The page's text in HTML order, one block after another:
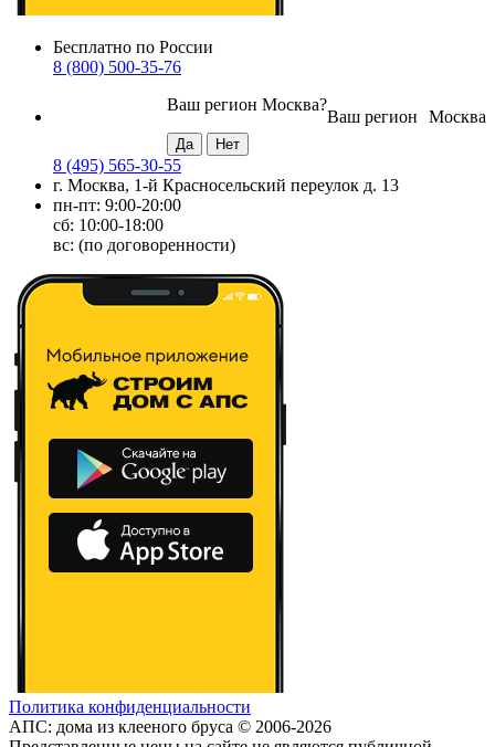
Бесплатно по России
8 (800) 500-35-76
Москва
Ваш регион
Ваш регион Москва?
8 (495) 565-30-55
г. Москва, 1-й Красносельский переулок д. 13
пн-пт: 9:00-20:00
сб: 10:00-18:00
вс: (по договоренности)
Политика конфиденциальности
АПС: дома из клееного бруса © 2006-2026